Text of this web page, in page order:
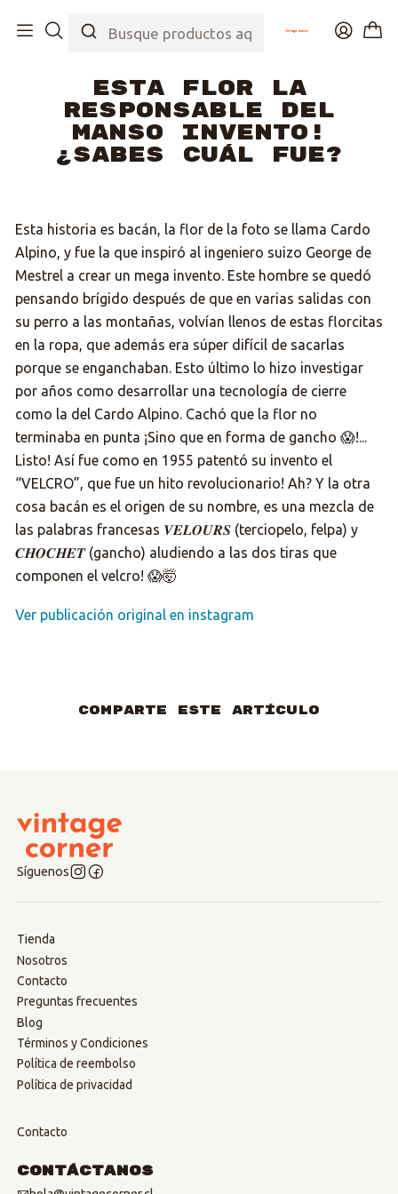
Esta flor la responsable del manso invento! ¿Sabes cuál fue?
Esta flor la
responsable del
manso invento!
¿Sabes cuál fue?
Esta historia es bacán, la flor de la foto se llama Cardo
Alpino, y fue la que inspiró al ingeniero suizo George de
Mestrel a crear un mega invento. Este hombre se quedó
pensando brígido después de que en varias salidas con
su perro a las montañas, volvían llenos de estas florcitas
en la ropa, que además era súper difícil de sacarlas
porque se enganchaban. Esto último lo hizo investigar
por años como desarrollar una tecnología de cierre
como la del Cardo Alpino. Cachó que la flor no
terminaba en punta ¡Sino que en forma de gancho 😱!...
Listo! Así fue como en 1955 patentó su invento el
“VELCRO”, que fue un hito revolucionario! Ah? Y la otra
cosa bacán es el origen de su nombre, es una mezcla de
las palabras francesas 𝑽𝑬𝑳𝑶𝑼𝑹𝑺 (terciopelo, felpa) y
𝑪𝑯𝑶𝑪𝑯𝑬𝑻 (gancho) aludiendo a las dos tiras que
componen el velcro! 😱🤯
Ver publicación original en instagram
Comparte este artículo
Síguenos
Tienda
Nosotros
Contacto
Preguntas frecuentes
Blog
Términos y Condiciones
Política de reembolso
Política de privacidad
Contacto
Contáctanos